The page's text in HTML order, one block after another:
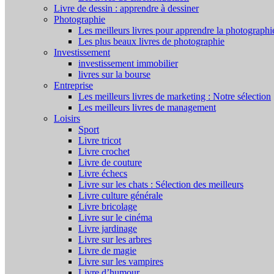
Livre de dessin : apprendre à dessiner
Photographie
Les meilleurs livres pour apprendre la
Les plus beaux livres de photographie
Investissement
investissement immobilier
livres sur la bourse
Entreprise
Les meilleurs livres de marketing : Notre sélection
Les meilleurs livres de management
Loisirs
Sport
Livre tricot
Livre crochet
Livre de couture
Livre échecs
Livre sur les chats : Sélection des meilleurs
Livre culture générale
Livre bricolage
Livre sur le cinéma
Livre jardinage
Livre sur les arbres
Livre de magie
Livre sur les vampires